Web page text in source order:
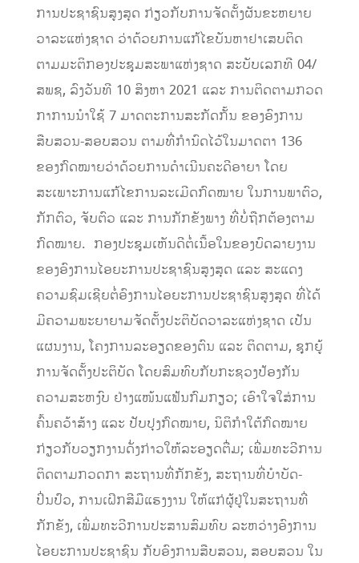
ການປະຊາຊົນສູງສຸດ ກ່ຽວກັບການຈັດຕັ້ງຜັນຂະຫຍາຍ
ວາລະແຫ່ງຊາດ ວ່າດ້ວຍການແກ້ໄຂບັນຫາຢາເສບຕິດ
ຕາມມະຕິກອງປະຊຸມສະພາແຫ່ງຊາດ ສະບັບເລກທີ 04/
ສພຊ, ລົງວັນທີ 10 ສິງຫາ 2021 ແລະ ການຕິດຕາມກວດ
ກາການນໍາໃຊ້ 7 ມາດຕະການສະກັດກັ້ນ ຂອງອົງການ
ສືບສວນ-ສອບສວນ ຕາມທີ່ກໍານົດໄວ້ໃນມາດຕາ 136
ຂອງກົດໝາຍວ່າດ້ວຍການດໍາເນີນຄະດີອາຍາ ໂດຍ
ສະເພາະການແກ້ໄຂການລະເມີດກົດໝາຍ ໃນການພາຕົວ,
ກັກຕົວ, ຈັບຕົວ ແລະ ການກັກຂັງພາງ ທີ່ບໍ່ຖືກຕ້ອງຕາມ
ກົດໝາຍ. ກອງປະຊຸມເຫັນດີຕໍ່ເນື້ອໃນຂອງບົດລາຍງານ
ຂອງອົງການໄອຍະການປະຊາຊົນສູງສຸດ ແລະ ສະແດງ
ຄວາມຊົມເຊີຍຕໍ່ອົງການໄອຍະການປະຊາຊົນສູງສຸດ ທີ່ໄດ້
ມີຄວາມພະຍາຍາມຈັດຕັ້ງປະຕິບັດວາລະແຫ່ງຊາດ ເປັນ
ແຜນງານ, ໂຄງການລະອຽດຂອງຕົນ ແລະ ຕິດຕາມ, ຊຸກຍູ້
ການຈັດຕັ້ງປະຕິບັດ ໂດຍສົມທົບກັບກະຊວງປ້ອງກັນ
ຄວາມສະຫງົບ ຢ່າງແໜ້ນແຟ້ນກົມກຽວ; ເອົາໃຈໃສ່ການ
ຄົ້ນຄວ້າສ້າງ ແລະ ປັບປຸງກົດໝາຍ, ນິຕິກໍາໃຕ້ກົດໝາຍ
ກ່ຽວກັບວຽກງານດັ່ງກ່າວໃຫ້ລະອຽດຕື່ມ;​ ເພີ່ມທະວີການ
ຕິດຕາມກວດກາ ສະຖານທີ່ກັກຂັງ, ສະຖານທີ່ບໍາບັດ-
ປິ່ນປົວ, ການເຝິກສີມືແຮງງານ ໃຫ້ແກ່ຜູ້ຢູ່ໃນສະຖານທີ່
ກັກຂັງ, ເພີ່ມທະວີການປະສານສົມທົບ ລະຫວ່າງອົງການ
ໄອຍະການປະຊາຊົນ ກັບອົງການສືບສວນ, ສອບສວນ ໃນ